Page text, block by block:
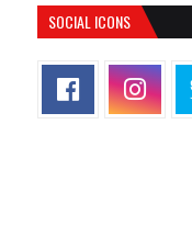
SOCIAL ICONS